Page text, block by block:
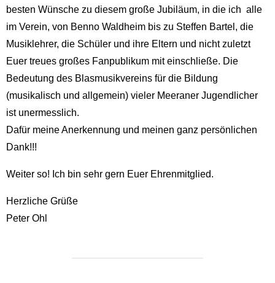
besten Wünsche zu diesem große Jubiläum, in die ich alle
im Verein, von Benno Waldheim bis zu Steffen Bartel, die
Musiklehrer, die Schüler und ihre Eltern und nicht zuletzt
Euer treues großes Fanpublikum mit einschließe. Die
Bedeutung des Blasmusikvereins für die Bildung
(musikalisch und allgemein) vieler Meeraner Jugendlicher
ist unermesslich.
Dafür meine Anerkennung und meinen ganz persönlichen
Dank!!!
Weiter so! Ich bin sehr gern Euer Ehrenmitglied.
Herzliche Grüße
Peter Ohl